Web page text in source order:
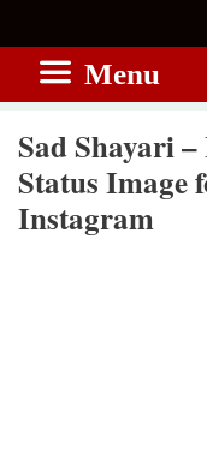
to
content
Menu
Sad Shayari
Status Image
Instagram